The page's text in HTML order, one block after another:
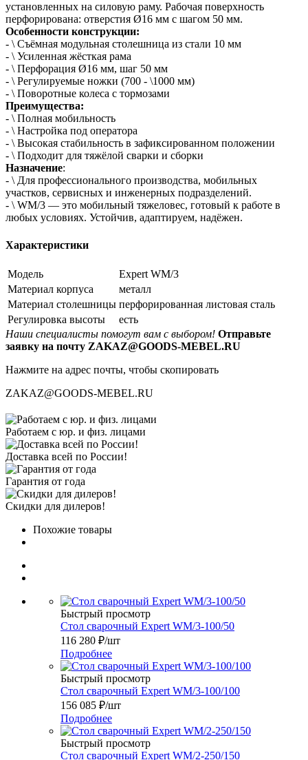
установленных на силовую раму. Рабочая поверхность
перфорирована: отверстия Ø16 мм с шагом 50 мм.
Особенности конструкции:
- \ Съёмная модульная столешница из стали 10 мм
- \ Усиленная жёсткая рама
- \ Перфорация Ø16 мм, шаг 50 мм
- \ Регулируемые ножки (700 - \1000 мм)
- \ Поворотные колеса с тормозами
Преимущества:
- \ Полная мобильность
- \ Настройка под оператора
- \ Высокая стабильность в зафиксированном положении
- \ Подходит для тяжёлой сварки и сборки
Назначение:
- \ Для профессионального производства, мобильных
участков, сервисных и инженерных подразделений.
- \ WM/3 — это мобильный тяжеловес, готовый к работе в
любых условиях. Устойчив, адаптируем, надёжен.
Характеристики
Модель
Expert WM/3
Материал корпуса
металл
Материал столешницы перфорированная листовая сталь
Регулировка высоты
есть
Наши специалисты помогут вам с выбором! Отправьте
заявку на почту ZAKAZ@GOODS-MEBEL.RU
Нажмите на адрес почты, чтобы скопировать
ZAKAZ@GOODS-MEBEL.RU
Работаем с юр. и физ. лицами
Доставка всей по России!
Гарантия от года
Скидки для дилеров!
Похожие товары
Быстрый просмотр
Стол сварочный Expert WM/3-100/50
116 280 ₽/шт
Подробнее
Быстрый просмотр
Стол сварочный Expert WM/3-100/100
156 085 ₽/шт
Подробнее
Быстрый просмотр
Стол сварочный Expert WM/2-250/150